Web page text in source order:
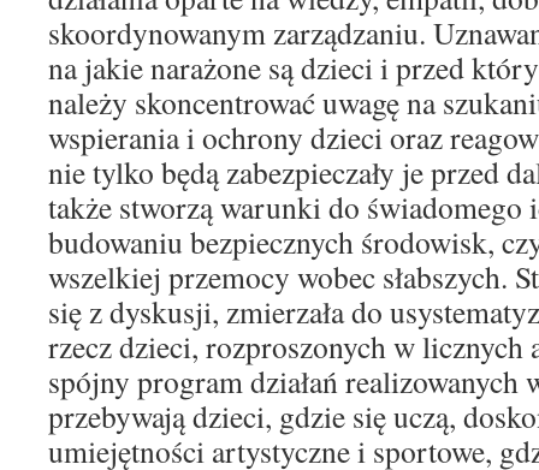
skoordynowanym zarządzaniu.
na jakie narażone są dzieci i przed
należy skoncentrować uwagę na
wspierania i ochrony dzieci oraz
nie tylko będą zabezpieczały je przed
także stworzą warunki do świadomego
budowaniu bezpiecznych środowisk,
wszelkiej przemocy wobec słabszych.
się z dyskusji, zmierzała do
rzecz dzieci, rozproszonych w licznych
spójny program działań realizowanych
przebywają dzieci, gdzie się uczą,
umiejętności artystyczne i sportowe,